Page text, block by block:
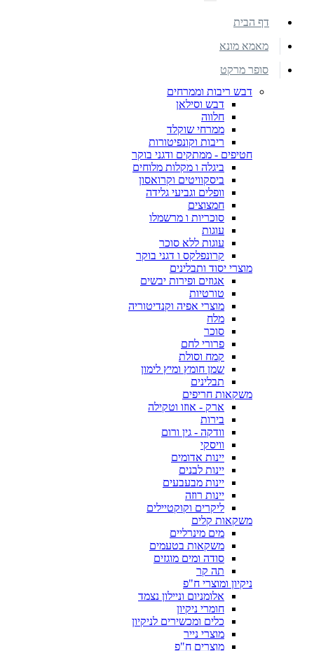
דף הבית
מאמא מונא
סופר מרקט
דבש ריבות וממרחים
דבש וסילאן
חלווה
ממרחי שוקלד
ריבות וקונפיטורות
חטיפים - ממתקים ודגני בוקר
ביגלה ו מקלות מלוחים
ביסקוויטים וקרואסון
וופלים וגביעי גלידה
חמצוצים
סוכריות ו מרשמלו
עוגות
עוגות ללא סוכר
קרונפלקס ו דגני בוקר
מוצרי יסוד ותבלינים
אגוזים ופירות יבשים
טורטיות
מוצרי אפיה וקנדיטוריה
מלח
סוכר
פרורי לחם
קמח וסולת
שמן חומץ ומיץ לימון
תבלינים
משקאות חריפים
ארק - אוזו וטקילה
בירות
וודקה - גין ורום
וויסקי
יינות אדומים
יינות לבנים
יינות מבעבעים
יינות רוזה
ליקרים וקוקטיילים
משקאות קלים
מים מינרליים
משקאות בטעמים
סודה ומים מוגזים
תה קר
ניקיון ומוצרי ח"פ
אלומניום וניילון נצמד
חומרי ניקיון
כלים ומכשירים לניקיון
מוצרי נייר
מוצרים ח"פ